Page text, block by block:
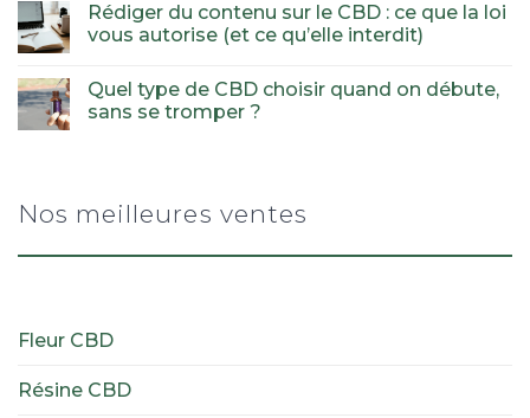
Rédiger du contenu sur le CBD : ce que la loi
vous autorise (et ce qu’elle interdit)
Quel type de CBD choisir quand on débute,
sans se tromper ?
Nos meilleures ventes
Fleur CBD
Résine CBD